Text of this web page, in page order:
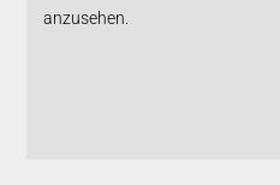
anzusehen.